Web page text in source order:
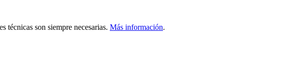
técnicas son siempre necesarias. Más información.